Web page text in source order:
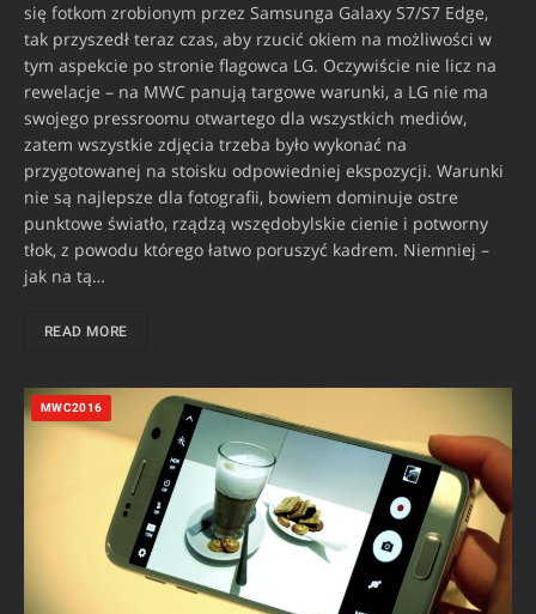
się fotkom zrobionym przez Samsunga Galaxy S7/S7 Edge,
tak przyszedł teraz czas, aby rzucić okiem na możliwości w
tym aspekcie po stronie flagowca LG. Oczywiście nie licz na
rewelacje – na MWC panują targowe warunki, a LG nie ma
swojego pressroomu otwartego dla wszystkich mediów,
zatem wszystkie zdjęcia trzeba było wykonać na
przygotowanej na stoisku odpowiedniej ekspozycji. Warunki
nie są najlepsze dla fotografii, bowiem dominuje ostre
punktowe światło, rządzą wszędobylskie cienie i potworny
tłok, z powodu którego łatwo poruszyć kadrem. Niemniej –
jak na tą…
READ MORE
MWC2016